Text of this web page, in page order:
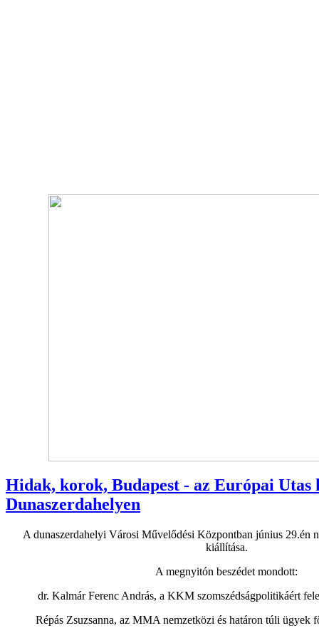
Hidak, korok, Budapest - az Európai Utas
Dunaszerdahelyen
A dunaszerdahelyi Városi Művelődési Központban június 29.én
kiállítása.
A megnyitón beszédet mondott:
dr. Kalmár Ferenc András, a KKM szomszédságpolitikáért
Répás Zsuzsanna, az MMA nemzetközi és határon túli ügyek